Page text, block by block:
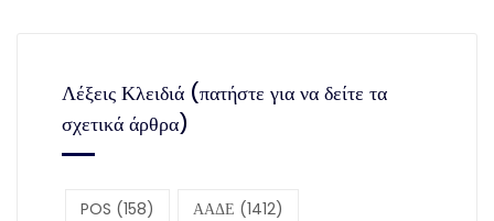
Λέξεις Κλειδιά (πατήστε για να δείτε τα
σχετικά άρθρα)
POS (158) ΑΑΔΕ (1412)